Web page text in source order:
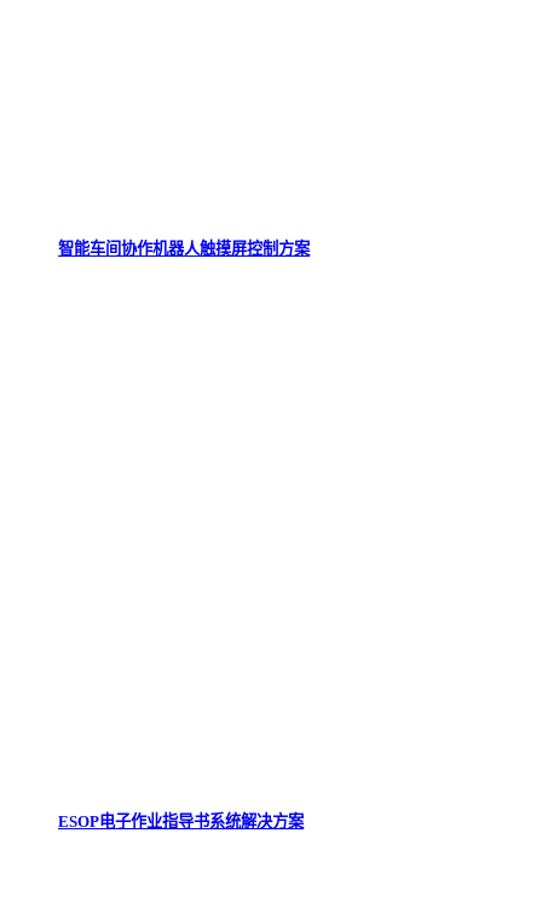
智能车间协作机器人触摸屏控制方案
ESOP电子作业指导书系统解决方案